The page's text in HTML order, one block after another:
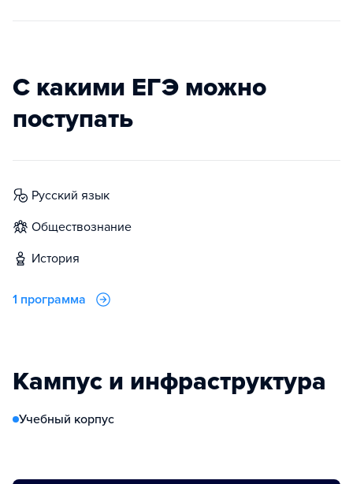
С какими ЕГЭ можно
поступать
русский язык
обществознание
история
1 программа
Кампус и инфраструктура
Учебный корпус